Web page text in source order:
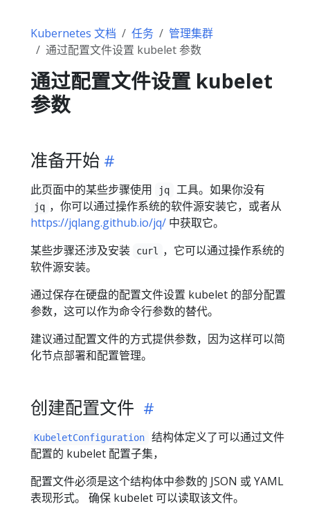
Kubernetes 文档 任务
管理集群
通过配置文件设置 kubelet 参数
通过配置文件设置 kubelet
参数
准备开始
此页面中的某些步骤使用 jq 工具。如果你没有
jq ，你可以通过操作系统的软件源安装它，或者从
https://jqlang.github.io/jq/ 中获取它。
某些步骤还涉及安装
curl
，它可以通过操作系统的
软件源安装。
通过保存在硬盘的配置文件设置 kubelet 的部分配置
参数，这可以作为命令行参数的替代。
建议通过配置文件的方式提供参数，因为这样可以简
化节点部署和配置管理。
创建配置文件
KubeletConfiguration
结构体定义了可以通过文件
配置的 kubelet 配置子集，
配置文件必须是这个结构体中参数的 JSON 或 YAML
表现形式。 确保 kubelet 可以读取该文件。